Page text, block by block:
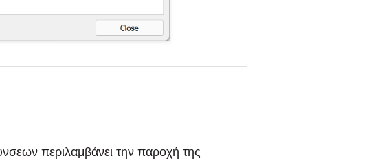
περιλαμβάνει την παροχή της